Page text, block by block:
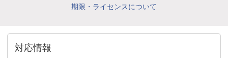
期限・ライセンスについて
対応情報